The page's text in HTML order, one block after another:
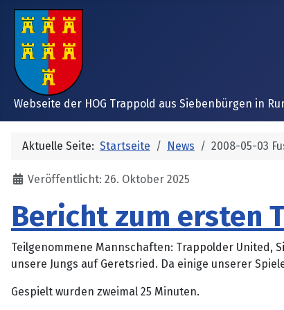
Webseite der HOG Trappold aus Siebenbürgen in
Aktuelle Seite: Startseite News 2008-05-03
Details
Veröffentlicht: 26. Oktober 2025
Bericht zum ersten
Teilgenommene Mannschaften: Trappolder United,
unsere Jungs auf Geretsried. Da einige unserer
Gespielt wurden zweimal 25 Minuten.